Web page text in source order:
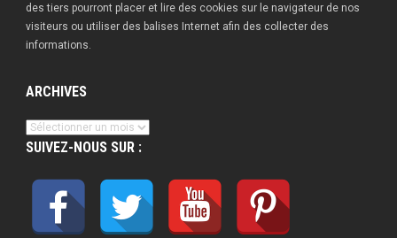
des tiers pourront placer et lire des cookies sur le navigateur de nos
visiteurs ou utiliser des balises Internet afin des collecter des
informations.
ARCHIVES
Archives
SUIVEZ-NOUS SUR :